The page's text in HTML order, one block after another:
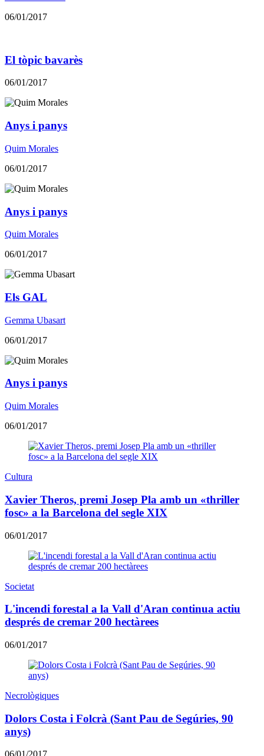
06/01/2017
El tòpic bavarès
06/01/2017
Anys i panys
Quim Morales
06/01/2017
Anys i panys
Quim Morales
06/01/2017
Els GAL
Gemma Ubasart
06/01/2017
Anys i panys
Quim Morales
06/01/2017
Cultura
Xavier Theros, premi Josep Pla amb un «thriller
fosc» a la Barcelona del segle XIX
06/01/2017
Societat
L'incendi forestal a la Vall d'Aran continua actiu
després de cremar 200 hectàrees
06/01/2017
Necrològiques
Dolors Costa i Folcrà (Sant Pau de Segúries, 90
anys)